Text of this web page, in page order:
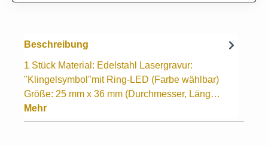
Beschreibung
1 Stück Material: Edelstahl Lasergravur:
"Klingelsymbol"mit Ring-LED (Farbe wählbar)
Größe: 25 mm x 36 mm (Durchmesser, Läng…
Mehr